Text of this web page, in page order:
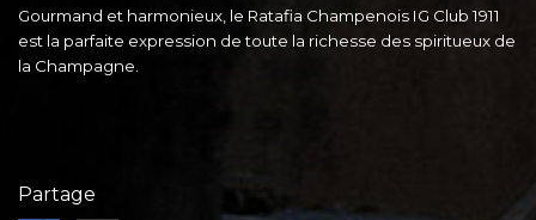
Gourmand et harmonieux, le Ratafia Champenois IG Club 1911
est la parfaite expression de toute la richesse des spiritueux de
la Champagne.
Partage